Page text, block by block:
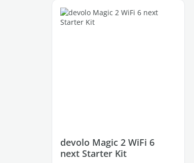
Produktgalerie überspringen
devolo Magic 2 WiFi 6
next Starter Kit